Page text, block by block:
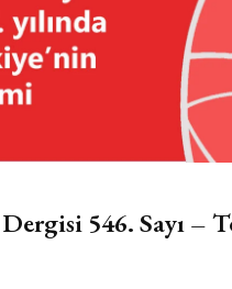
546. Sayı –